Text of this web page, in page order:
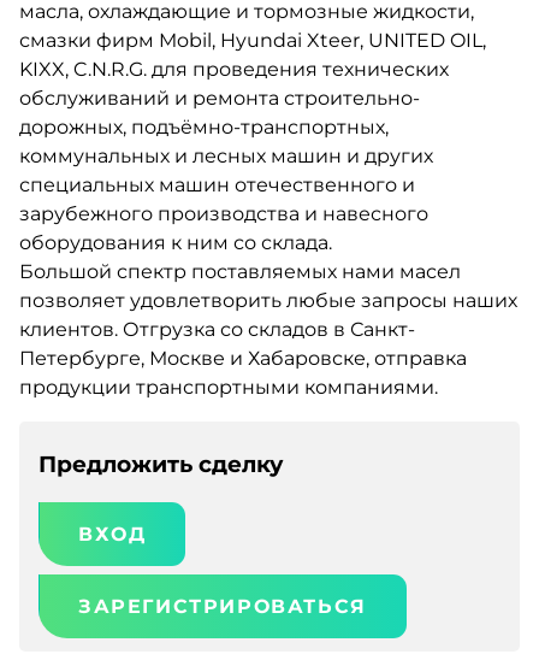
масла, охлаждающие и тормозные жидкости,
смазки фирм Mobil, Hyundai Xteer, UNITED OIL,
KIXX, C.N.R.G. для проведения технических
обслуживаний и ремонта строительно-
дорожных, подъёмно-транспортных,
коммунальных и лесных машин и других
специальных машин отечественного и
зарубежного производства и навесного
оборудования к ним со склада.
Большой спектр поставляемых нами масел
позволяет удовлетворить любые запросы наших
клиентов. Отгрузка со складов в Санкт-
Петербурге, Москве и Хабаровске, отправка
продукции транспортными компаниями.
Предложить сделку
ВХОД
ЗАРЕГИСТРИРОВАТЬСЯ